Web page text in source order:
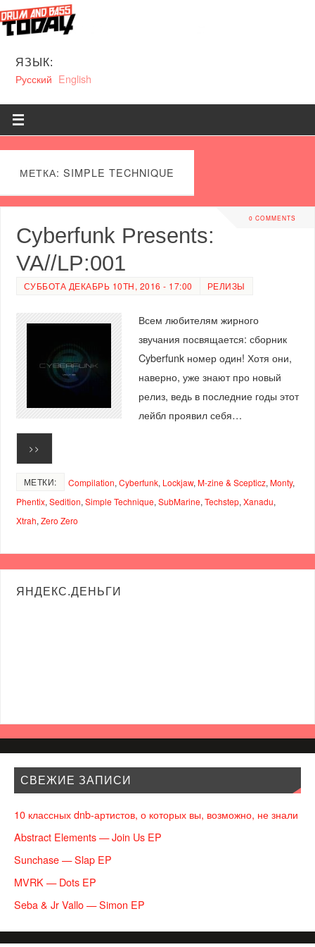
ЯЗЫК:
Русский English
МЕТКА: SIMPLE TECHNIQUE
0 COMMENTS
Cyberfunk Presents:
VA//LP:001
СУББОТА ДЕКАБРЬ 10TH, 2016 - 17:00 РЕЛИЗЫ
Всем любителям жирного
звучания посвящается: сборник
Cyberfunk номер один! Хотя они,
наверно, уже знают про новый
релиз, ведь в последние годы этот
лейбл проявил себя…
>>
МЕТКИ: Compilation, Cyberfunk, Lockjaw, M-zine & Scepticz, Monty,
Phentix, Sedition, Simple Technique, SubMarine, Techstep, Xanadu,
Xtrah, Zero Zero
ЯНДЕКС.ДЕНЬГИ
СВЕЖИЕ ЗАПИСИ
10 классных dnb-артистов, о которых вы, возможно, не знали
Abstract Elements — Join Us EP
Sunchase — Slap EP
MVRK — Dots EP
Seba & Jr Vallo — Simon EP